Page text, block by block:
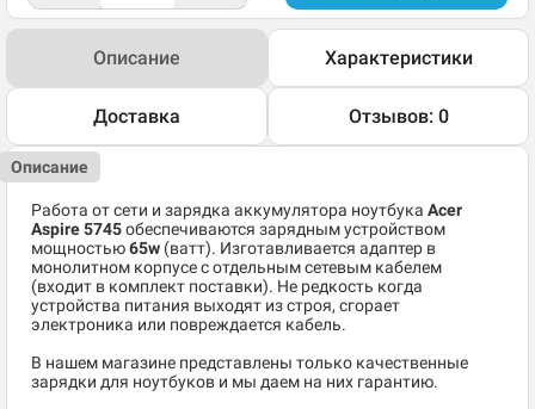
Описание Характеристики
Доставка Отзывов: 0
Описание
Работа от сети и зарядка аккумулятора ноутбука Acer
Aspire 5745обеспечиваются зарядным устройством
мощностью65w (ватт). Изготавливается адаптер в
монолитном корпусе с отдельным сетевым кабелем
(входит в комплект поставки). Не редкость когда
устройства питания выходят из строя, сгорает
электроника или повреждается кабель.
В нашем магазине представлены только качественные
зарядки для ноутбуков и мы даем на них гарантию.